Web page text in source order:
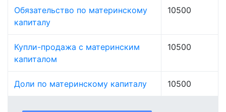
Обязательство по материнскому
капиталу
10500
Купли-продажа с материнским
капиталом
10500
Доли по материнскому капиталу 10500